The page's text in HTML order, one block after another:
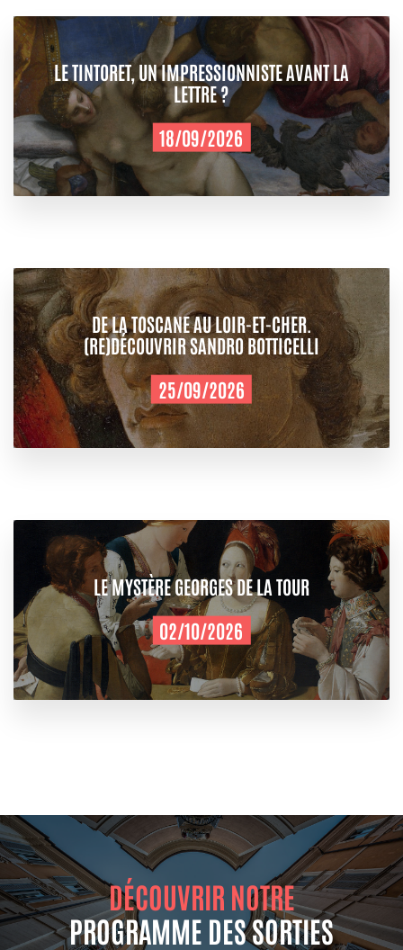
LE TINTORET, UN IMPRESSIONNISTE AVANT LA
LETTRE ?
18/09/2026
DE LA TOSCANE AU LOIR-ET-CHER.
(RE)DÉCOUVRIR SANDRO BOTTICELLI
25/09/2026
LE MYSTÈRE GEORGES DE LA TOUR
02/10/2026
DÉCOUVRIR NOTRE
PROGRAMME DES SORTIES